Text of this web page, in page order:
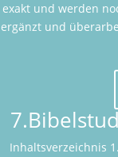
exakt und werden
ergänzt und
Inhaltsverzeichnis